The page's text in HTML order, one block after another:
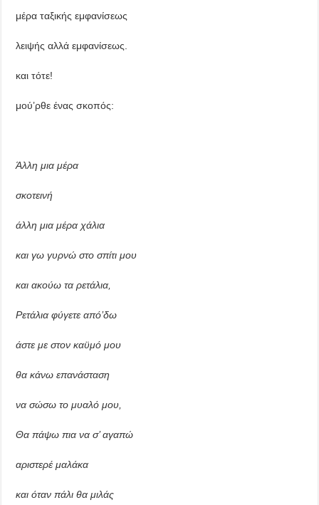
μέρα ταξικής εμφανίσεως
λειψής αλλά εμφανίσεως.
και τότε!
μού’ρθε ένας σκοπός:
Άλλη μια μέρα
σκοτεινή
άλλη μια μέρα χάλια
και γω γυρνώ στο σπίτι μου
και ακούω τα ρετάλια,
Ρετάλια φύγετε από’δω
άστε με στον καϋμό μου
θα κάνω επανάσταση
να σώσω το μυαλό μου,
Θα πάψω πια να σ’ αγαπώ
αριστερέ μαλάκα
και όταν πάλι θα μιλάς